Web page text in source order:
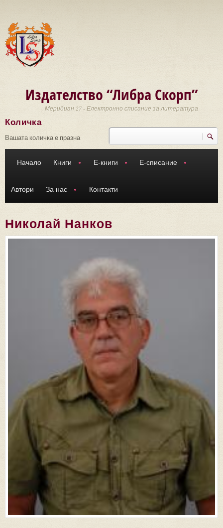
Издателство “Либра Скорп”
Меридиан 27 - Електронно списание за литература
Търси
Количка
Вашата количка е празна
Начало Книги Е-книги Е-списание
Автори За нас Контакти
Николай Нанков